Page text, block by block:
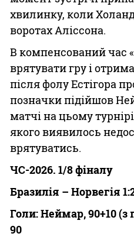
хвилинку, коли
воротах Аліссона.
В компенсований час
врятувати гру і
після фолу Естігора
позначки підійшов
матчі на цьому
якого виявилось
врятуватись.
ЧС-2026. 1/8 фіналу
Бразилія – Норвегія
Голи: Неймар, 90+10 (з
90